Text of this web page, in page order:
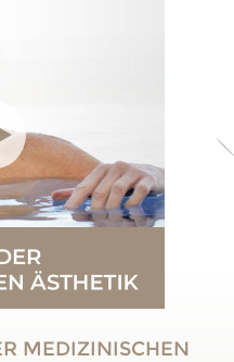
MEDIZINISCHEN